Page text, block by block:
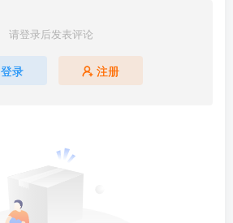
请登录后发表评论
登录 注册